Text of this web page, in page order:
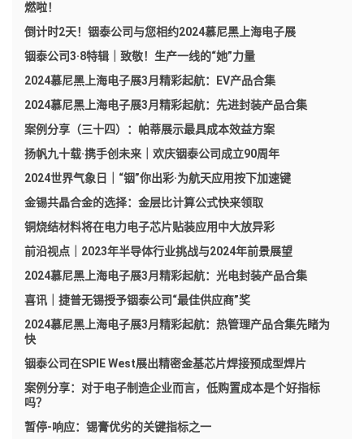
燃啦！
倒计时2天！铟泰公司与您相约2024慕尼黑上海电子展
铟泰公司3·8特辑｜致敬！生产一线的“她”力量
2024慕尼黑上海电子展3月精彩起航：EV产品合集
2024慕尼黑上海电子展3月精彩起航：先进封装产品合集
案例分享（三十四）：帕蒂展示最具成本效益方案
扬帆九十载·携手创未来｜欢庆铟泰公司成立90周年
2024世界气象日｜“铟”你出彩·为航天应用按下加速键
金锡共晶合金的选择：金层比计算公式快来领取
铜烧结材料将在电力电子芯片贴装应用中大放异彩
前沿视点｜2023年半导体行业挑战与2024年前景展望
2024慕尼黑上海电子展3月精彩起航：光电封装产品合集
喜讯｜捷普无锡授予铟泰公司“最佳供应商”奖
2024慕尼黑上海电子展3月精彩起航：热管理产品合集先睹为
快
铟泰公司在SPIE West展出精密金基芯片焊接预成型焊片
案例分享：对于电子制造企业而言，低购置成本是个好指标
吗？
暂停-响应：锡膏优劣的关键指标之一